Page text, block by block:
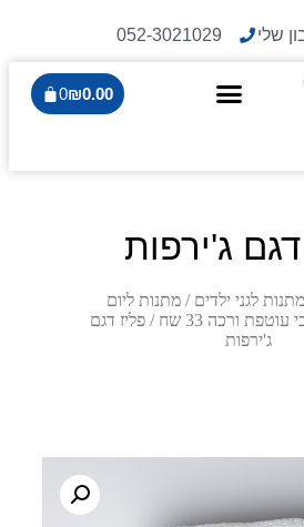
שלי 052-3021029
₪0.00
0
ג'ירפות
מתנות לגני ילדים / מתנות ליום
עוטפת ורכה 33 שח
/ פליז דגם
ג'ירפות